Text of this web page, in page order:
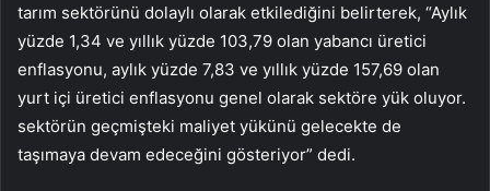
tarım sektörünü dolaylı olarak etkilediğini belirterek, “Aylık
yüzde 1,34 ve yıllık yüzde 103,79 olan yabancı üretici
enflasyonu, aylık yüzde 7,83 ve yıllık yüzde 157,69 olan
yurt içi üretici enflasyonu genel olarak sektöre yük oluyor.
sektörün geçmişteki maliyet yükünü gelecekte de
taşımaya devam edeceğini gösteriyor” dedi.